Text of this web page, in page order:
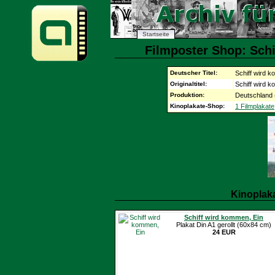
Startseite
Filmposter Shop:
Deutscher Titel: Schiff wird
Originaltitel: Schiff wird
Produktion: Deutschland
Kinoplakate-Shop: 1 Filmplakate
Schiff wird kommen, Ein
Plakat Din A1 gerollt (60x84 cm)
24 EUR